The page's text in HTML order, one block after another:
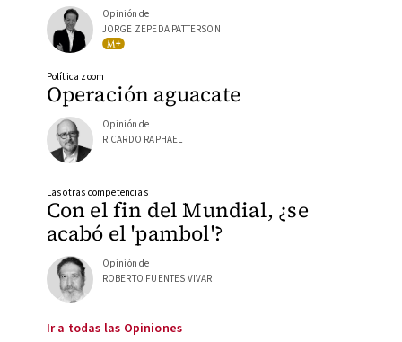
Opinión de
JORGE ZEPEDA PATTERSON
Operación aguacate
Política zoom
Opinión de
RICARDO RAPHAEL
Con el fin del Mundial, ¿se
acabó el 'pambol'?
Las otras competencias
Opinión de
ROBERTO FUENTES VIVAR
Ir a todas las Opiniones